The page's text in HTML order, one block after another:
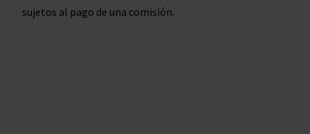
sujetos al pago de una comisión.